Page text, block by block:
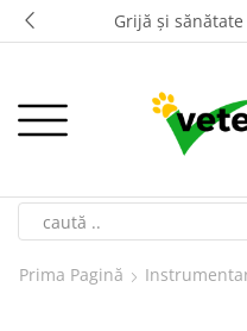
Grijă și
Prima Pagină